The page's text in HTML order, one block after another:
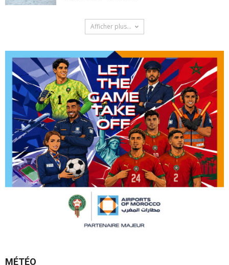
Afficher plus...
MÉTÉO